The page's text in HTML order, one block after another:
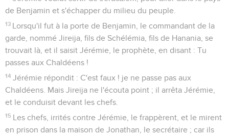
de Benjamin et s'échapper du milieu du peuple.
13 Lorsqu'il fut à la porte de Benjamin, le commandant de la
garde, nommé Jireija, fils de Schélémia, fils de Hanania, se
trouvait là, et il saisit Jérémie, le prophète, en disant : Tu
passes aux Chaldéens !
14 Jérémie répondit : C'est faux ! je ne passe pas aux
Chaldéens. Mais Jireija ne l'écouta point ; il arrêta Jérémie,
et le conduisit devant les chefs.
15 Les chefs, irrités contre Jérémie, le frappèrent, et le mirent
en prison dans la maison de Jonathan, le secrétaire ; car ils